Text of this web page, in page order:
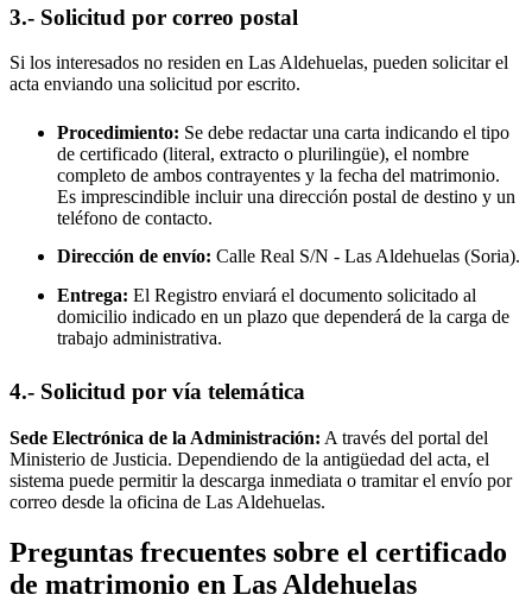
3.- Solicitud por correo postal
Si los interesados no residen en Las Aldehuelas, pueden solicitar el
acta enviando una solicitud por escrito.
Procedimiento: Se debe redactar una carta indicando el tipo
de certificado (literal, extracto o plurilingüe), el nombre
completo de ambos contrayentes y la fecha del matrimonio.
Es imprescindible incluir una dirección postal de destino y un
teléfono de contacto.
Dirección de envío: Calle Real S/N - Las Aldehuelas (Soria).
Entrega: El Registro enviará el documento solicitado al
domicilio indicado en un plazo que dependerá de la carga de
trabajo administrativa.
4.- Solicitud por vía telemática
Sede Electrónica de la Administración: A través del portal del
Ministerio de Justicia. Dependiendo de la antigüedad del acta, el
sistema puede permitir la descarga inmediata o tramitar el envío por
correo desde la oficina de Las Aldehuelas.
Preguntas frecuentes sobre el certificado
de matrimonio en Las Aldehuelas